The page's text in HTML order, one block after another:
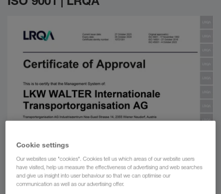
Cookie settings
Our websites use "cookies". Cookies tell us which areas of our website users
have visited, help us measure the effectiveness of advertising and web searches
and give us insight into user behaviour so that we can optimise our
communication as well as our advertising offer.